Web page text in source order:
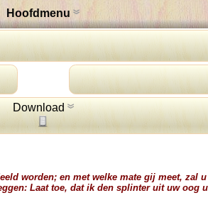
Hoofdmenu
Download
worden; en met welke mate gij meet, zal
Laat toe, dat ik den splinter uit uw oog